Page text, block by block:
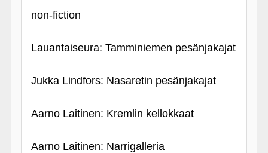
non-fiction
Lauantaiseura: Tamminiemen pesänjakajat
Jukka Lindfors: Nasaretin pesänjakajat
Aarno Laitinen: Kremlin kellokkaat
Aarno Laitinen: Narrigalleria